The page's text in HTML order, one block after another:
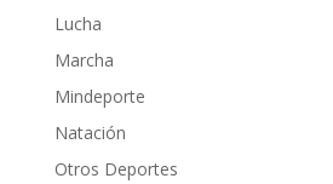
Lucha
Marcha
Mindeporte
Natación
Otros Deportes